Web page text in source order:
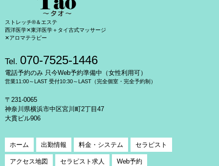
ストレッチ®＆エステ
西洋医学✕東洋医学＋タイ古式マッサージ
✕アロマテラピー
Tel. 070-7525-1446
電話予約のみ 只今Web予約準備中（女性利用可）
営業11:00～LAST 受付10:30～LAST（完全個室・完全予約制）
〒231-0065
神奈川県横浜市中区宮川町2丁目47
大貫ビル906
ホーム 出勤情報 料金・システム セラピスト
アクセス地図 セラピスト求人 Web予約